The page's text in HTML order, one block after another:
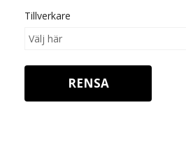
Tillverkare
Välj här
RENSA